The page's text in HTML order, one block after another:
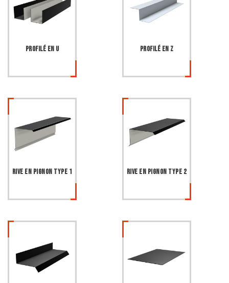
Profilé en U Profilé en Z
Rive en pignon type 1 Rive en pignon type 2